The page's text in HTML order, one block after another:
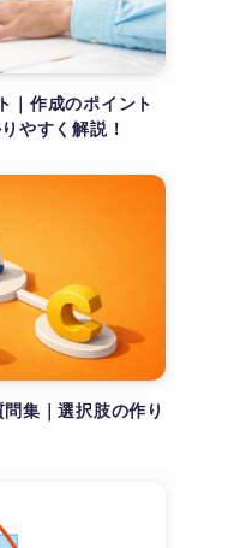
｜作成のポイント
やすく解説！
集｜選択肢の作り